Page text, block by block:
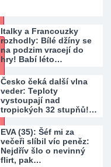
Italky a Francouzky
rozhodly: Bílé džíny se
na podzim vracejí do
hry! Babí léto…
Česko čeká další vlna
veder: Teploty
vystoupají nad
tropických 32 stupňů!…
EVA (35): Šéf mi za
večeři slíbil víc peněz:
Nejdřív šlo o nevinný
flirt, pak…